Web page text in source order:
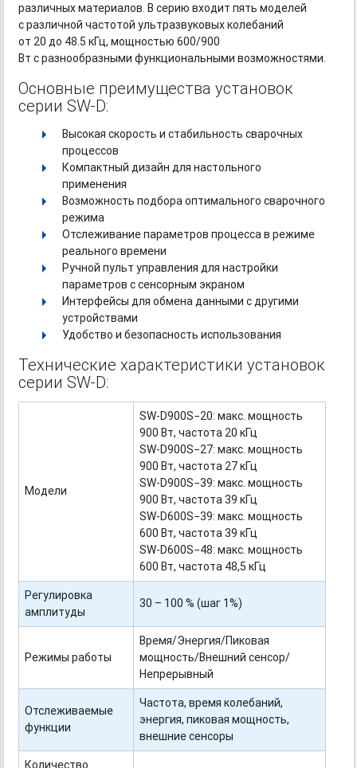
различных материалов. В серию входит пять моделей
с различной частотой ультразвуковых колебаний
от 20 до 48.5 кГц, мощностью 600/900
Вт с разнообразными функциональными возможностями.
Основные преимущества установок
серии SW-D:
Высокая скорость и стабильность сварочных
процессов
Компактный дизайн для настольного
применения
Возможность подбора оптимального сварочного
режима
Отслеживание параметров процесса в режиме
реального времени
Ручной пульт управления для настройки
параметров с сенсорным экраном
Интерфейсы для обмена данными с другими
устройствами
Удобство и безопасность использования
Технические характеристики установок
серии SW-D:
Модели
SW-D900S−20: макс. мощность
900 Вт, частота 20 кГц
SW-D900S−27: макс. мощность
900 Вт, частота 27 кГц
SW-D900S−39: макс. мощность
900 Вт, частота 39 кГц
SW-D600S−39: макс. мощность
600 Вт, частота 39 кГц
SW-D600S−48: макс. мощность
600 Вт, частота 48,5 кГц
Регулировка
амплитуды
30 – 100 % (шаг 1%)
Режимы работы
Время/Энергия/Пиковая
мощность/Внешний сенсор/
Непрерывный
Отслеживаемые
функции
Частота, время колебаний,
энергия, пиковая мощность,
внешние сенсоры
Количество